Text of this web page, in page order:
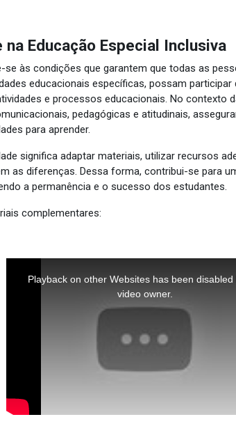
Educação Especial Inclusiva
se às condições que garantem que todas as
educacionais específicas, possam
e processos educacionais. No contexto
pedagógicas e atitudinais,
para aprender.
significa adaptar materiais, utilizar recursos
as diferenças. Dessa forma, contribui-se para
a permanência e o sucesso dos estudantes.
complementares:
Playback on other Websites has been disabled
video owner.